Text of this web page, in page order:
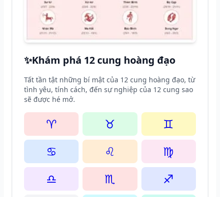
✨Khám phá 12 cung hoàng đạo
Tất tần tật những bí mật của 12 cung hoàng đạo, từ
tình yêu, tính cách, đến sự nghiệp của 12 cung sao
sẽ được hé mở.
♈ ♉
♊
♋
♌
♍
♎
♏
♐